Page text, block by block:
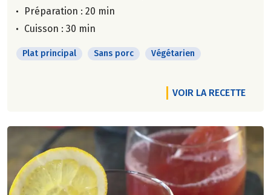
Préparation : 20 min
Cuisson : 30 min
Plat principal Sans porc Végétarien
VOIR LA RECETTE